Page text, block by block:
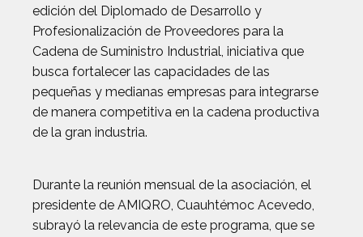
edición del Diplomado de Desarrollo y
Profesionalización de Proveedores para la
Cadena de Suministro Industrial, iniciativa que
busca fortalecer las capacidades de las
pequeñas y medianas empresas para integrarse
de manera competitiva en la cadena productiva
de la gran industria.
Durante la reunión mensual de la asociación, el
presidente de AMIQRO, Cuauhtémoc Acevedo,
subrayó la relevancia de este programa, que se